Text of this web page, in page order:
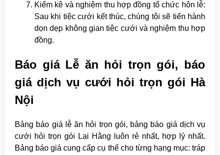
Kiểm kê và nghiệm thu hợp đồng tổ chức hôn lễ:
Sau khi tiệc cưới kết thúc, chúng tôi sẽ tiến hành
dọn dẹp không gian tiệc cưới và nghiệm thu hợp
đồng.
Báo giá Lễ ăn hỏi trọn gói, báo
giá dịch vụ cưới hỏi trọn gói Hà
Nội
Bảng báo giá lễ ăn hỏi trọn gói, bảng báo giá dịch vụ
cưới hỏi trọn gói Lại Hằng luôn rẻ nhất, hợp lý nhất.
Bảng báo giá cung cấp cụ thể cho từng hạng mục: tráp